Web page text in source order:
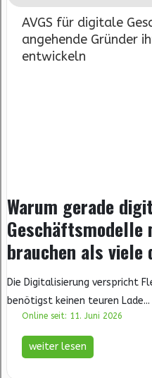
AVGS für digitale
angehende Gründer
entwickeln
Warum gerade
brauchen als viele
Die Digitalisierung verspricht
benötigst keinen teuren Lade...
Online seit: 11. Juni 2026
weiter lesen